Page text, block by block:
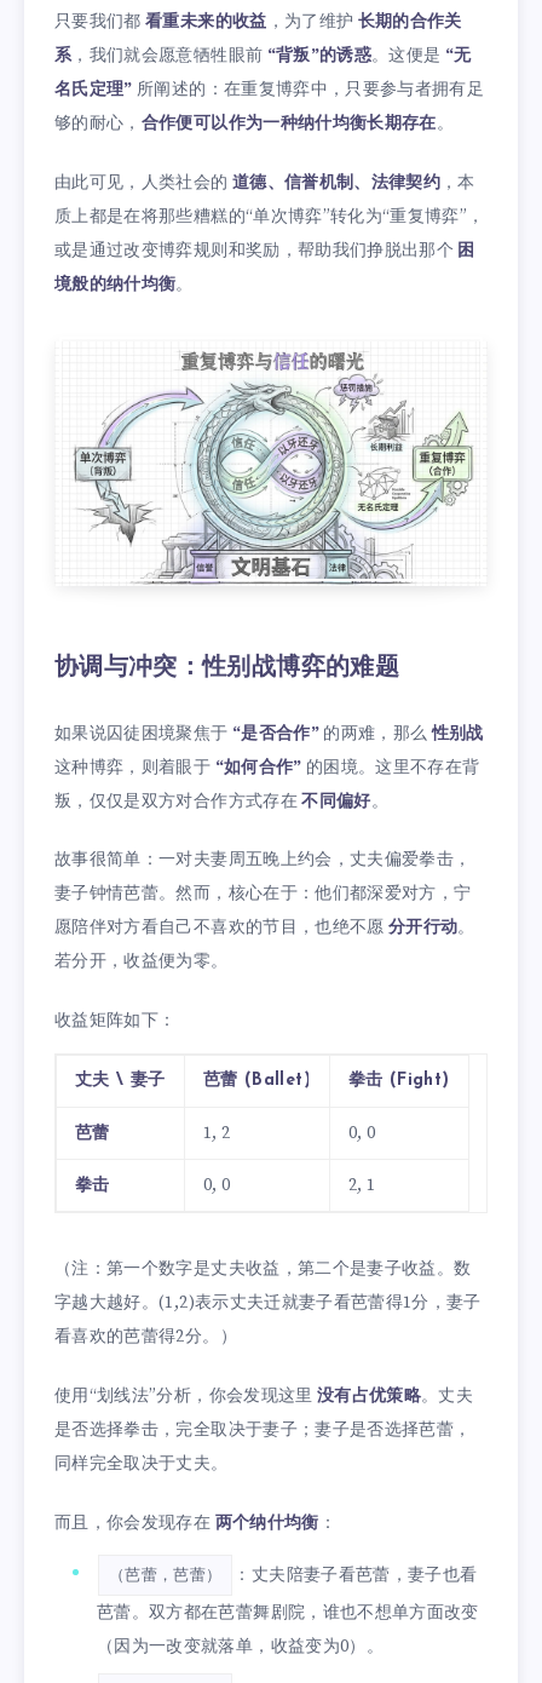
只要我们都看重未来的收益 ，为了维护 长期的合作关
系，我们就会愿意牺牲眼前 “背叛”的诱惑。这便是 “无
名氏定理” 所阐述的：在重复博弈中，只要参与者拥有足
够的耐心， 合作便可以作为一种纳什均衡长期存在。
由此可见，人类社会的 道德、信誉机制、法律契约 ，本
质上都是在将那些糟糕的“单次博弈”转化为“重复博弈”，
或是通过改变博弈规则和奖励，帮助我们挣脱出那个 困
境般的纳什均衡。
协调与冲突：性别战博弈的难题
如果说囚徒困境聚焦于 “是否合作”的两难，那么性别战
这种博弈，则着眼于 “如何合作” 的困境。这里不存在背
叛，仅仅是双方对合作方式存在不同偏好。
故事很简单：一对夫妻周五晚上约会，丈夫偏爱拳击，
妻子钟情芭蕾。然而，核心在于：他们都深爱对方，宁
愿陪伴对方看自己不喜欢的节目，也绝不愿分开行动。
若分开，收益便为零。
收益矩阵如下：
丈夫 \ 妻子 芭蕾 (Ballet) 拳击 (Fight)
芭蕾 1, 2 0, 0
拳击 0, 0 2, 1
（注：第一个数字是丈夫收益，第二个是妻子收益。数
字越大越好。(1,2)表示丈夫迁就妻子看芭蕾得1分，妻子
看喜欢的芭蕾得2分。）
使用“划线法”分析，你会发现这里 没有占优策略。丈夫
是否选择拳击，完全取决于妻子；妻子是否选择芭蕾，
同样完全取决于丈夫。
而且，你会发现存在 两个纳什均衡 ：
（芭蕾，芭蕾）
：丈夫陪妻子看芭蕾，妻子也看
芭蕾。双方都在芭蕾舞剧院，谁也不想单方面改变
（因为一改变就落单，收益变为0）。